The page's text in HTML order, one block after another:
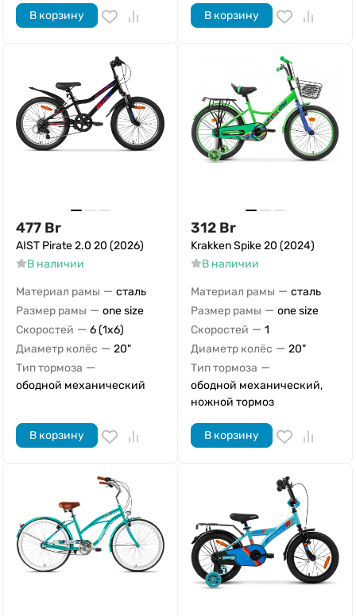
В корзину В корзину
477 Br
AIST Pirate 2.0 20 (2026)
В наличии
Материал рамы — сталь
Размер рамы — one size
Скоростей — 6 (1x6)
Диаметр колёс — 20"
Тип тормоза —
ободной механический
В корзину
312 Br
Krakken Spike 20 (2024)
В наличии
Материал рамы — сталь
Размер рамы — one size
Скоростей — 1
Диаметр колёс — 20"
Тип тормоза —
ободной механический,
ножной тормоз
В корзину